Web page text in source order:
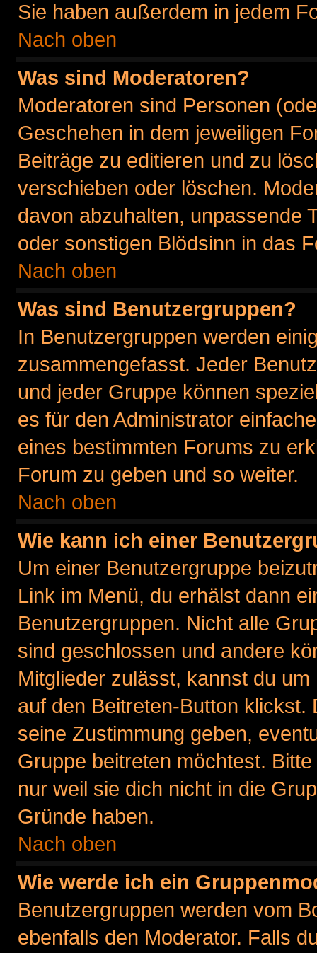
Sie haben außerdem in jedem
Nach oben
Was sind Moderatoren?
Moderatoren sind Personen
Geschehen in dem jeweiligen
Beiträge zu editieren und zu
verschieben oder löschen.
davon abzuhalten, unpassende
oder sonstigen Blödsinn in das
Nach oben
Was sind Benutzergruppen?
In Benutzergruppen werden
zusammengefasst. Jeder
und jeder Gruppe können
es für den Administrator
eines bestimmten Forums zu
Forum zu geben und so weiter.
Nach oben
Wie kann ich einer
Um einer Benutzergruppe
Link im Menü, du erhälst dann
Benutzergruppen. Nicht alle
sind geschlossen und andere
Mitglieder zulässt, kannst du
auf den Beitreten-Button
seine Zustimmung geben,
Gruppe beitreten möchtest.
nur weil sie dich nicht in die
Gründe haben.
Nach oben
Wie werde ich ein
Benutzergruppen werden vom
ebenfalls den Moderator. Falls